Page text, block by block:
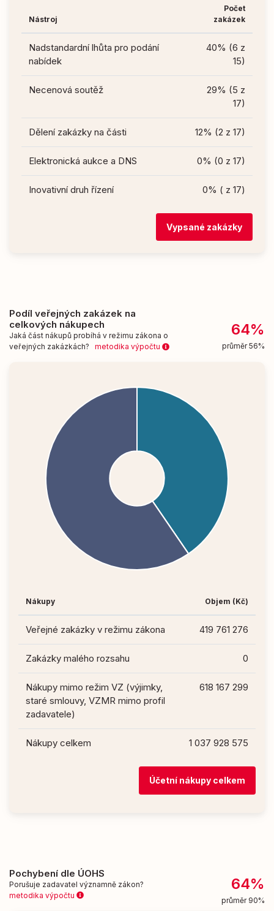
Nástroj
Počet
zakázek
Nadstandardní lhůta pro podání
nabídek
40% (6 z
15)
Necenová soutěž
29% (5 z
17)
Dělení zakázky na části 12% (2 z 17)
Elektronická aukce a DNS 0% (0 z 17)
Inovativní druh řízení 0% ( z 17)
Vypsané zakázky
Podíl veřejných zakázek na
celkových nákupech
Jaká část nákupů probíhá v režimu zákona o
veřejných zakázkách? metodika výpočtu
64%
průměr 56%
Nákupy Objem (Kč)
Veřejné zakázky v režimu zákona 419 761 276
Zakázky malého rozsahu 0
Nákupy mimo režim VZ (výjimky,
staré smlouvy, VZMR mimo profil
zadavatele)
618 167 299
Nákupy celkem 1 037 928 575
Účetní nákupy celkem
Pochybení dle ÚOHS
Porušuje zadavatel významně zákon?
metodika výpočtu
64%
průměr 90%